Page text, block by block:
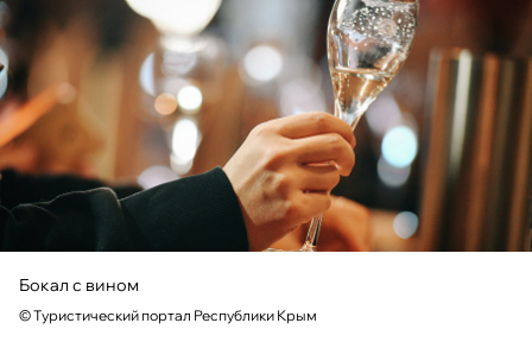
Бокал с вином
©Туристический портал Республики Крым